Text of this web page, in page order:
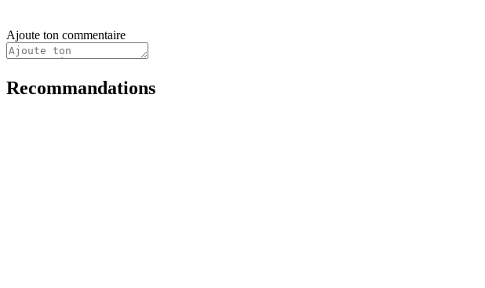
Ajoute ton commentaire
Recommandations